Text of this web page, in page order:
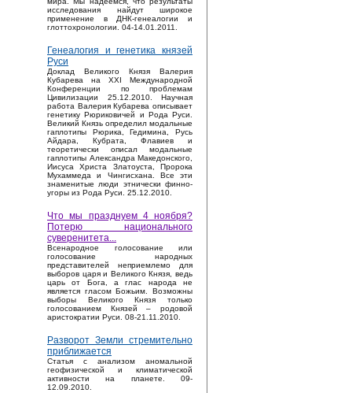
исследования найдут широкое
применение в ДНК-генеалогии и
глоттохронологии. 04-14.01.2011.
Генеалогия и генетика князей
Руси
Доклад Великого Князя Валерия
Кубарева на XXI Международной
Конференции по проблемам
Цивилизации 25.12.2010. Научная
работа Валерия Кубарева описывает
генетику Рюриковичей и Рода Руси.
Великий Князь определил модальные
гаплотипы Рюрика, Гедимина, Русь
Айдара, Кубрата, Флавиев и
теоретически описал модальные
гаплотипы Александра Македонского,
Иисуса Христа Златоуста, Пророка
Мухаммеда и Чингисхана. Все эти
знаменитые люди этнически финно-
угоры из Рода Руси. 25.12.2010.
Что мы празднуем 4 ноября?
Потерю национального
суверенитета...
Bсенародное голосование или
голосование народных
представителей неприемлемо для
выборов царя и Великого Князя, ведь
царь от Бога, а глас народа не
является гласом Божьим. Возможны
выборы Великого Князя только
голосованием Князей – родовой
аристократии Руси. 08-21.11.2010.
Разворот Земли стремительно
приближается
Статья с анализом аномальной
геофизической и климатической
активности на планете. 09-
12.09.2010.